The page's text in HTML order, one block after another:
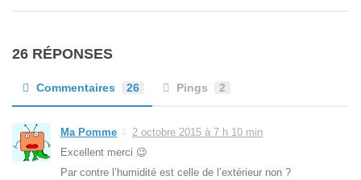
26 RÉPONSES
Commentaires 26 Pings 2
Ma Pomme
2 octobre 2015 à 7 h 10 min
Excellent merci 😉
Par contre l’humidité est celle de l’extérieur non ?